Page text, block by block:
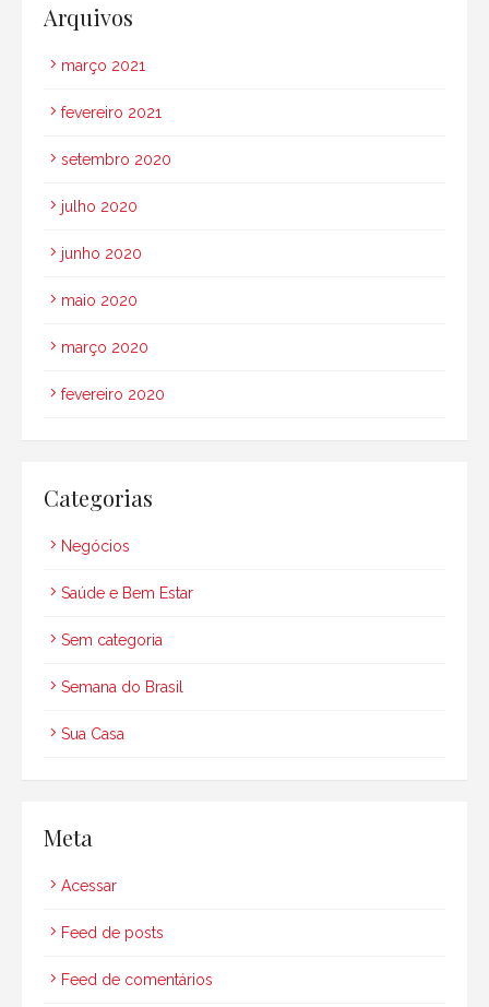
Arquivos
março 2021
fevereiro 2021
setembro 2020
julho 2020
junho 2020
maio 2020
março 2020
fevereiro 2020
Categorias
Negócios
Saúde e Bem Estar
Sem categoria
Semana do Brasil
Sua Casa
Meta
Acessar
Feed de posts
Feed de comentários